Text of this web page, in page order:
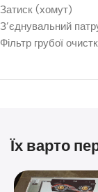
Затиск (хомут)
З’єднувальний
Фільтр грубої
Їх варто